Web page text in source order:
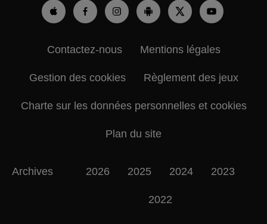
Contactez-nous Mentions légales
Gestion des cookies Règlement des jeux
Charte sur les données personnelles et cookies
Plan du site
Archives 2026 2025 2024 2023
2022